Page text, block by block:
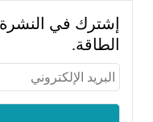
إشترك في النشرة
الطاقة.